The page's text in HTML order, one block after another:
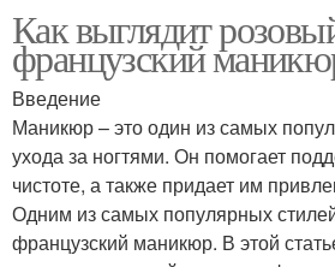
Как выглядит
французский
Введение
Маникюр – это один из самых
ухода за ногтями. Он помогает
чистоте, а также придает им
Одним из самых популярных
французский маникюр. В этой